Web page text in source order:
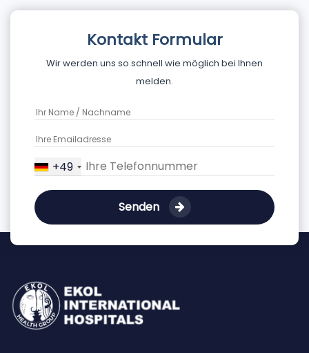
Kontakt Formular
Wir werden uns so schnell wie möglich bei Ihnen
melden.
+49
Senden